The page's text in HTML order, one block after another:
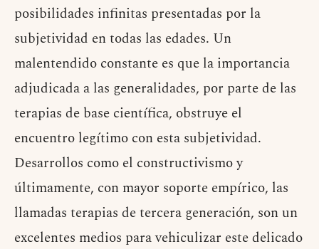
posibilidades infinitas presentadas por la
subjetividad en todas las edades. Un
malentendido constante es que la importancia
adjudicada a las generalidades, por parte de las
terapias de base científica, obstruye el
encuentro legítimo con esta subjetividad.
Desarrollos como el constructivismo y
últimamente, con mayor soporte empírico, las
llamadas terapias de tercera generación, son un
excelentes medios para vehiculizar este delicado